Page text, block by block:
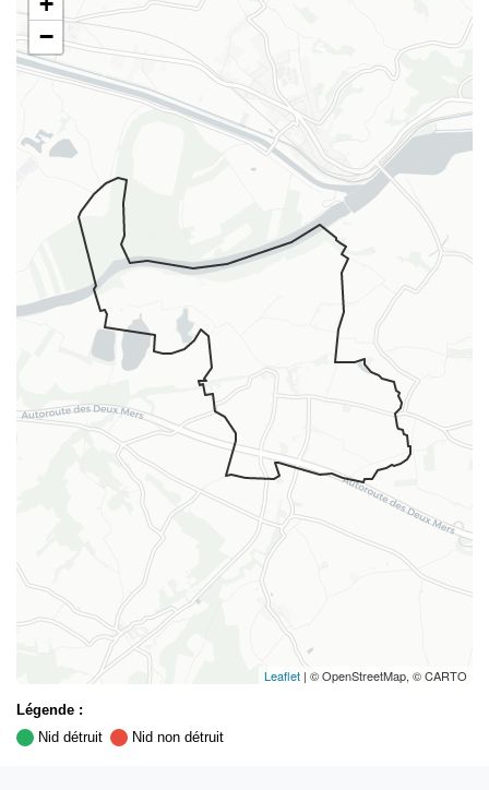
−
Leaflet | © OpenStreetMap, © CARTO
Légende :
Nid détruit
Nid non détruit